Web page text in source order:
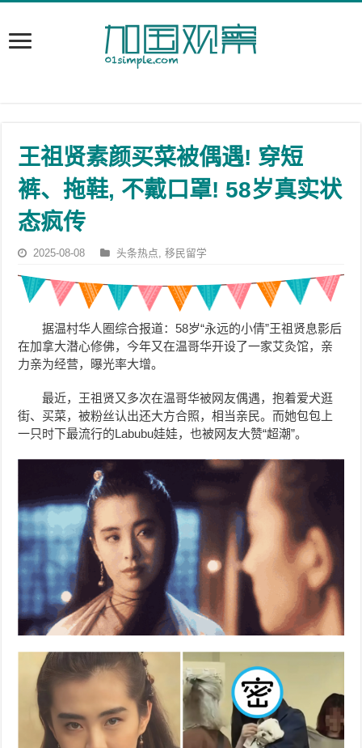
王祖贤素颜买菜被偶遇! 穿短
裤、拖鞋, 不戴口罩! 58岁真实状
态疯传
2025-08-08 头条热点,移民留学
据温村华人圈综合报道：58岁“永远的小倩”王祖贤息影后
在加拿大潜心修佛，今年又在温哥华开设了一家艾灸馆，亲
力亲为经营，曝光率大增。
最近，王祖贤又多次在温哥华被网友偶遇，抱着爱犬逛
街、买菜，被粉丝认出还大方合照，相当亲民。而她包包上
一只时下最流行的Labubu娃娃，也被网友大赞“超潮”。